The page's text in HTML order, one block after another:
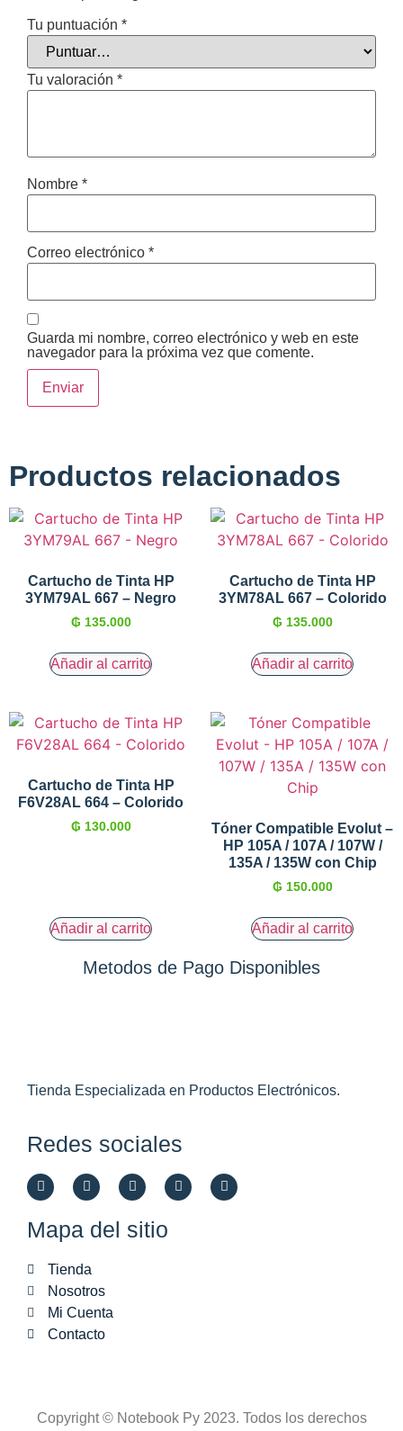
Tu puntuación *
Tu valoración *
Nombre *
Correo electrónico *
Guarda mi nombre, correo electrónico y web en este
navegador para la próxima vez que comente.
Productos relacionados
Cartucho de Tinta HP
3YM79AL 667 – Negro
₲ 135.000
Añadir al carrito
Cartucho de Tinta HP
3YM78AL 667 – Colorido
₲ 135.000
Añadir al carrito
Cartucho de Tinta HP
F6V28AL 664 – Colorido
₲ 130.000
Añadir al carrito
Tóner Compatible Evolut –
HP 105A / 107A / 107W /
135A / 135W con Chip
₲ 150.000
Añadir al carrito
Metodos de Pago Disponibles
Tienda Especializada en Productos Electrónicos.
Redes sociales
Mapa del sitio
Tienda
Nosotros
Mi Cuenta
Contacto
Copyright © Notebook Py 2023. Todos los derechos